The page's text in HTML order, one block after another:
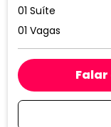
01 Suíte
01 Vagas
Falar